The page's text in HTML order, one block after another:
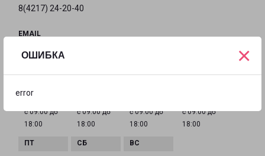
ОШИБКА
error
×
8(4217) 24-20-40
EMAIL
ГРАФИК РАБОТЫ
с 09:00 до
18:00
с 09:00 до
18:00
с 09:00 до
18:00
с 09:00 до
18:00